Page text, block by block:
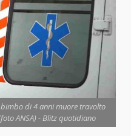
di 4 anni muore travolto
ANSA) - Blitz quotidiano